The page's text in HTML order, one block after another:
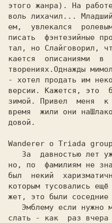
этого жанра). На
воль лихачил...
ем,  увлекался
писать  фэнтезийные
тал, но Слай
кается  описаниями  в
творениях.Однажды
- хотел продать им
версии. Кажется, это
зимой. Привел  меня
время  жили они на
довой.
Wanderer о Triada
но, по  фамилиям не
был  некий
которым тусовались
жет, это были
слать - как  раз вчера